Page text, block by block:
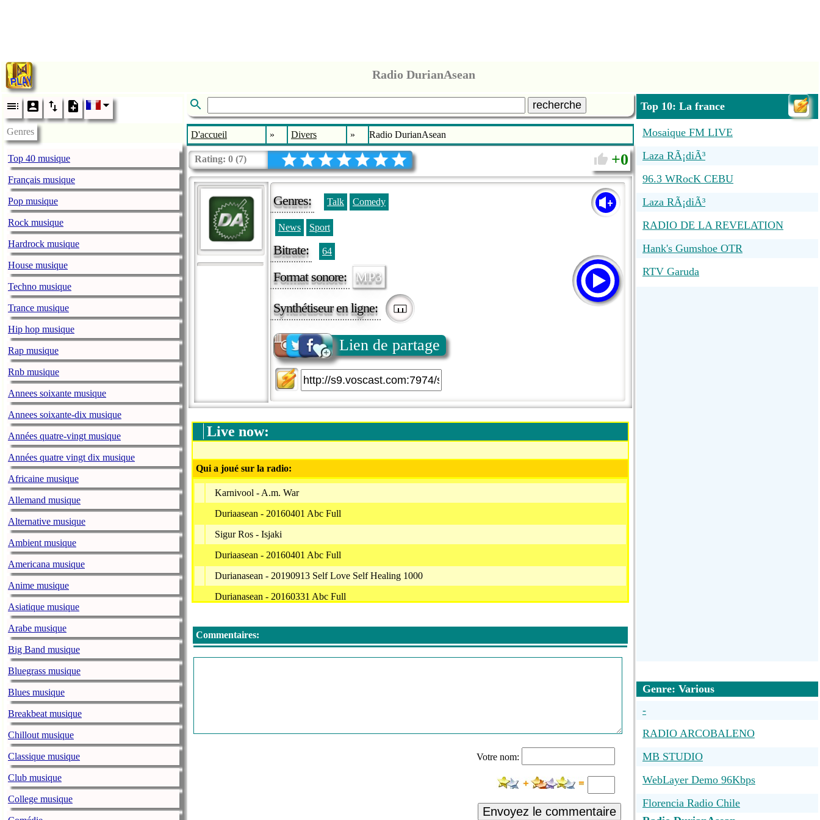
Radio DurianAsean
Genres
Top 40 musique
Français musique
Pop musique
Rock musique
Hardrock musique
House musique
Techno musique
Trance musique
Hip hop musique
Rap musique
Rnb musique
Annees soixante musique
Annees soixante-dix musique
Années quatre-vingt musique
Années quatre vingt dix musique
Africaine musique
Allemand musique
Alternative musique
Ambient musique
Americana musique
Anime musique
Asiatique musique
Arabe musique
Big Band musique
Bluegrass musique
Blues musique
Breakbeat musique
Chillout musique
Classique musique
Club musique
College musique
recherche
D'accueil » Divers » Radio DurianAsean
Rating: 0 (7) 0
Genres: Talk Comedy
News Sport
Bitrate: 64
Format sonore: MP3
Synthétiseur en ligne:
Lien de partage
Live now:
Qui a joué sur la radio:
Karnivool - A.m. War
Duriaasean - 20160401 Abc Full
Sigur Ros - Isjaki
Duriaasean - 20160401 Abc Full
Durianasean - 20190913 Self Love Self Healing 1000
Durianasean - 20160331 Abc Full
Durianasean - 20190510 Self Love Self Healing 1000
Shan And Jun Sern - Fitness
Commentaires:
Votre nom:
Envoyez le commentaire
Top 10: La france
Mosaique FM LIVE
Laza RÃ¡diÃ³
96.3 WRocK CEBU
Laza RÃ¡diÃ³
RADIO DE LA REVELATION
Hank's Gumshoe OTR
RTV Garuda
Genre: Various
-
RADIO ARCOBALENO
MB STUDIO
WebLayer Demo 96Kbps
Florencia Radio Chile